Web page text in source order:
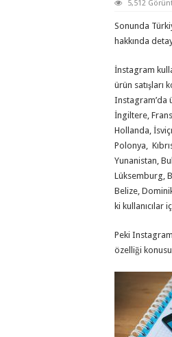
5,512
Sonunda
hakkında
İnstagram
ürün satışları
Instagram’da
İngiltere,
Hollanda,
Polonya,
Yunanistan,
Lüksemburg,
Belize,
ki kullanıcılar
Peki
özelliği